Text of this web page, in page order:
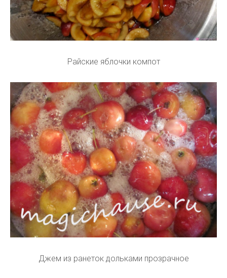
Райские яблочки компот
Джем из ранеток дольками прозрачное